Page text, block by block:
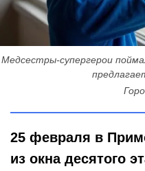
Медсестры-супергерои
25 февраля в
из окна десятого